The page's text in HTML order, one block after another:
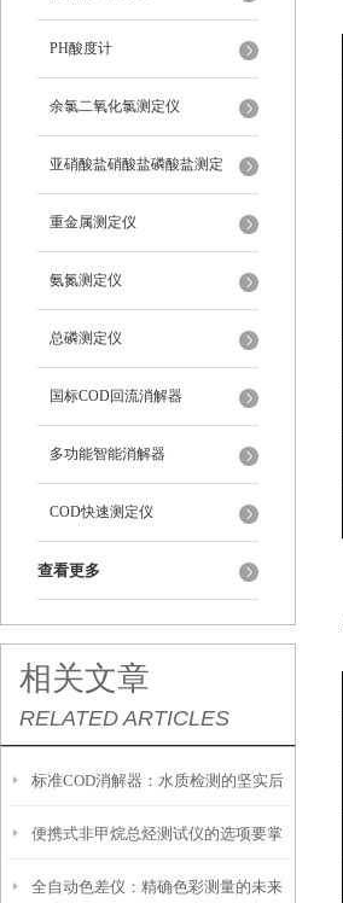
PH酸度计
余氯二氧化氯测定仪
亚硝酸盐硝酸盐磷酸盐测定
重金属测定仪
氨氮测定仪
总磷测定仪
国标COD回流消解器
多功能智能消解器
COD快速测定仪
查看更多
相关文章
RELATED ARTICLES
标准COD消解器：水质检测的坚实后
盾
便携式非甲烷总烃测试仪的选项要掌
握这些内容
全自动色差仪：精确色彩测量的未来